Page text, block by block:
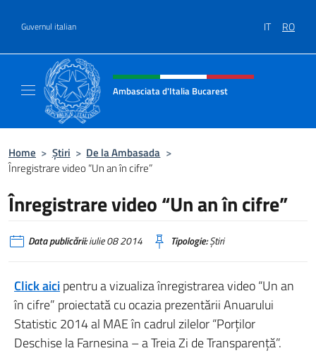
Guvernul italian IT RO
Header, social and menu of site
Ambasciata d'Italia Bucarest
Home > Știri > De la Ambasada >
Înregistrare video “Un an în cifre”
Înregistrare video “Un an în cifre”
Data publicării:iulie 08 2014 Tipologie:Știri
Click aicipentru a vizualiza înregistrarea video “Un an
în cifre” proiectată cu ocazia prezentării Anuarului
Statistic 2014 al MAE în cadrul zilelor “Porţilor
Deschise la Farnesina – a Treia Zi de Transparenţă”.